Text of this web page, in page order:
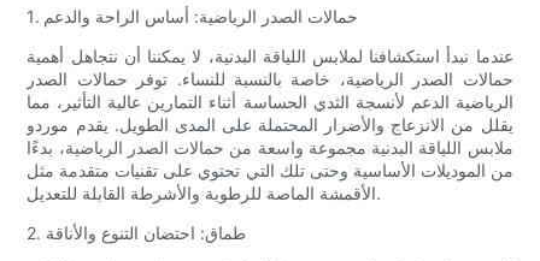
1. حمالات الصدر الرياضية: أساس الراحة والدعم
عندما نبدأ استكشافنا لملابس اللياقة البدنية، لا يمكننا أن نتجاهل أهمية
حمالات الصدر الرياضية، خاصة بالنسبة للنساء. توفر حمالات الصدر
الرياضية الدعم لأنسجة الثدي الحساسة أثناء التمارين عالية التأثير، مما
يقلل من الانزعاج والأضرار المحتملة على المدى الطويل. يقدم موردو
ملابس اللياقة البدنية مجموعة واسعة من حمالات الصدر الرياضية، بدءًا
من الموديلات الأساسية وحتى تلك التي تحتوي على تقنيات متقدمة مثل
الأقمشة الماصة للرطوبة والأشرطة القابلة للتعديل.
2. طماق: احتضان التنوع والأناقة